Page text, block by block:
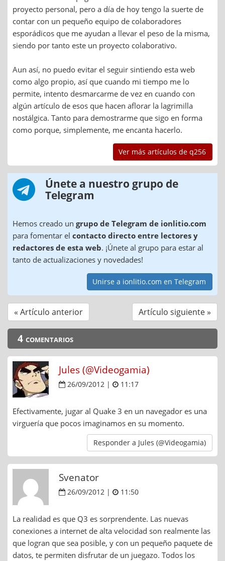
proyecto personal, pero a día de hoy tengo la suerte de
contar con un pequeño equipo de colaboradores
esporádicos que me ayudan a llevar el peso de la misma,
siendo por tanto este un proyecto colaborativo.
Aun así, no puedo evitar el seguir sintiendo esta web
como algo propio, así que cuando mi tiempo me lo
permite, intento desmarcarme de vez en cuando con
algún artículo de esos que hacen aflorar la lagrimilla
nostálgica. Tanto para demostrarme que sigo en forma
como porque, simplemente, me encanta hacerlo.
Ver más artículos de q256
Únete a nuestro grupo de
Telegram
Hemos creado un grupo de Telegram de ionlitio.com
para fomentar el contacto directo entre lectores y
redactores de esta web. ¡Únete al grupo para estar al
tanto de actualizaciones y novedades!
Unirse a ionlitio.com en Telegram
« Artículo anterior Artículo siguiente »
4 comentarios
Jules (@Videogamia)
26/09/2012 | 11:17
Efectivamente, jugar al Quake 3 en un navegador es una
virguería que pocos imaginamos en su momento.
Responder a Jules (@Videogamia)
Svenator
26/09/2012 | 11:50
La realidad es que Q3 es sorprendente. Las nuevas
conexiones a internet de alta velocidad son realmente las
que logran que sea posible, y con un pequeño paquete de
datos, te permiten disfrutar de un juegazo. Todos los